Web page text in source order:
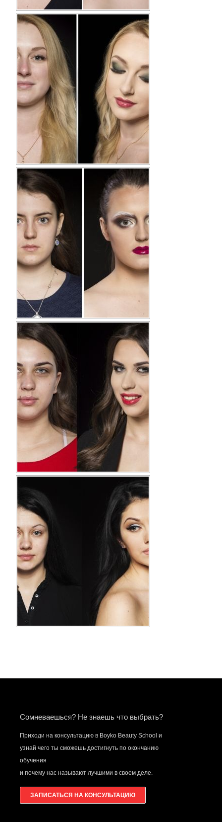
Сомневаешься? Не знаешь что выбрать?
Приходи на консультацию в Boyko Beauty School и
узнай чего ты сможешь достигнуть по окончанию
обучения
и почему нас называют лучшими в своем деле.
ЗАПИСАТЬСЯ НА КОНСУЛЬТАЦИЮ